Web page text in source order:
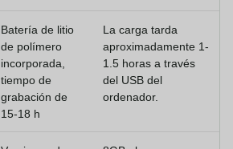
Batería de litio
de polímero
incorporada,
tiempo de
grabación de
15-18 h
La carga tarda
aproximadamente 1-
1.5 horas a través
del USB del
ordenador.